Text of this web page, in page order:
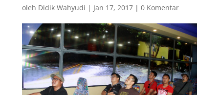
oleh Didik Wahyudi | Jan 17, 2017| 0 Komentar